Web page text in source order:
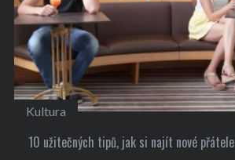
Kultura
10 užitečných tipů, jak si najít nové přátele